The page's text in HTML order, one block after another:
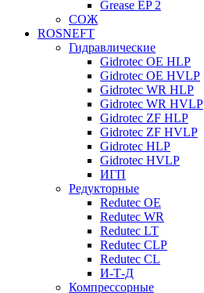
Grease EP 2
СОЖ
ROSNEFT
Гидравлические
Gidrotec OE HLP
Gidrotec OE HVLP
Gidrotec WR HLP
Gidrotec WR HVLP
Gidrotec ZF HLP
Gidrotec ZF HVLP
Gidrotec HLP
Gidrotec HVLP
ИГП
Редукторные
Redutec OE
Redutec WR
Redutec LT
Redutec CLP
Redutec CL
И-Т-Д
Компрессорные